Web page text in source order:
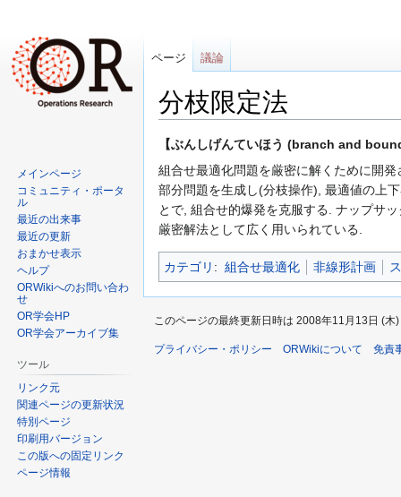
分枝限定法
ナ
ビ
ゲ
ー
シ
ン
に
移
動
検
索
に
移
動
【ぶんしげんていほう (branch and
組合せ最適化問題を厳密に解くために開
部分問題を生成し(分枝操作), 最適値の上
とで, 組合せ的爆発を克服する. ナップサ
厳密解法として広く用いられている.
カテゴリ : 組合せ最適化 非線形計画
ページ 議論
メインページ
コミュニティ・ポータ
ル
最近の出来事
最近の更新
おまかせ表示
ヘルプ
ORWikiへのお問い合わ
せ
OR学会HP
OR学会アーカイブ集
ツール
リンク元
関連ページの更新状況
特別ページ
印刷用バージョン
この版への固定リンク
ページ情報
このページの最終更新日時は 2008年11月13日 (木
プライバシー・ポリシー ORWikiについて 免責